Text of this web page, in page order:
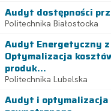
Audyt dostępności
Politechnika Białostocka
Audyt Energetyczny
Optymalizacja
produk...
Politechnika Lubelska
Audyt i